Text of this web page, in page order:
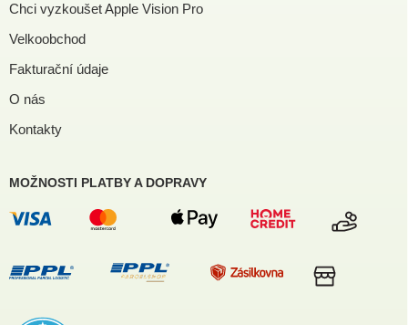
Chci vyzkoušet Apple Vision Pro
Velkoobchod
Fakturační údaje
O nás
Kontakty
MOŽNOSTI PLATBY A DOPRAVY